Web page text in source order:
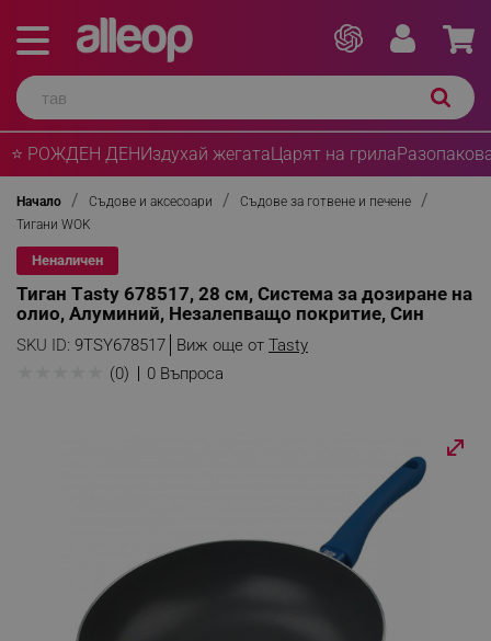
⭐ РОЖДЕН ДЕНИздухай жегатаЦарят на грила
Начало Съдове и аксесоари
Съдове за готвене и печене
Тигани WOK
Неналичен
Тиган Тasty 678517, 28 см, Система за дозиране на
олио, Алуминий, Незалепващо покритие, Син
SKU ID: 9TSY678517 Виж още от Tasty
(0) 0 Въпроса